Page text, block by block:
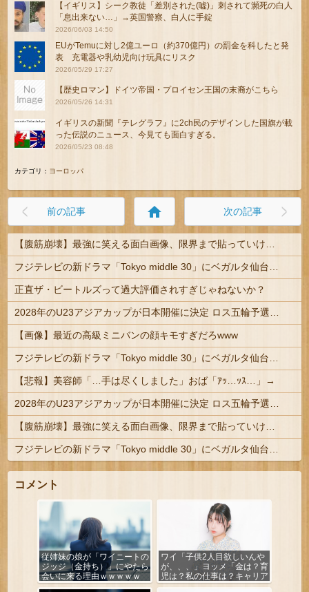
【イギリス】シーク教徒「差別された(嘘)」刺されて瀕死の白人
「息出来ない…」→英国警察、白人に手錠
2026/06/03 14:50
EUがTemuに対し2億ユーロ（約370億円）の罰金を科したと発
表 充電器や乳幼児向け玩具にリスク
2026/05/29 17:27
【歴史ロマン】ドイツ帝国・プロイセン王国の末裔がこちら
2026/05/26 14:31
イギリスの新聞『テレグラフ』に2ch民のデザインした国旗が載
った伝説のニュース、今見ても面白すぎる。
2026/05/23 08:48
カテゴリ： ヨーロッパ
前の記事 home 次の記事
正直ザ・ビートルズって過大評価されすぎじゃねないか？
【画像】最近の高級ミニバンの顔キモすぎだろwww
【悲報】美容師「…手は尽くしました」おば「ｱｯ…ｯｽ…」→
コメント
従姉妹の娘が「ワイニートの
ジッジ（金持ち）」にやたら
会いに来る理由ｗｗｗｗｗ
ワイ「子供2人目欲しいんや
が、、、」ヨッメ「金は？育
児は？私の仕事は？キャリア
は？」